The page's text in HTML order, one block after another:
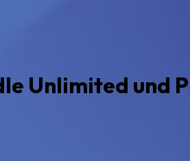
Unlimited und